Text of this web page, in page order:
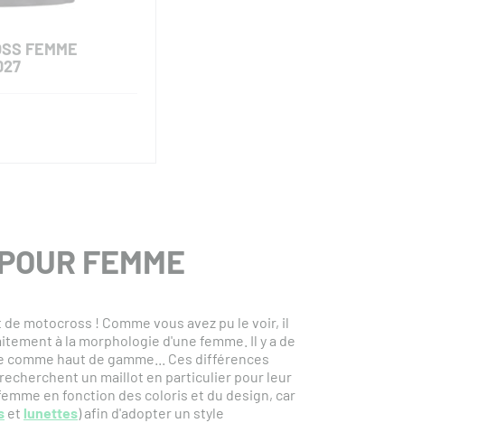
FEMME
FEMME
motocross ! Comme vous avez pu le voir, il
à la morphologie d'une femme. Il y a de
haut de gamme... Ces différences
un maillot en particulier pour leur
en fonction des coloris et du design, car
et lunettes) afin d'adopter un style